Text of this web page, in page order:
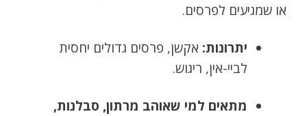
או שמגיעים לפרסים.
יתרונות: אקשן, פרסים גדולים יחסית
לביי-אין, ריגוש.
מתאים למי שאוהב מרתון, סבלנות,